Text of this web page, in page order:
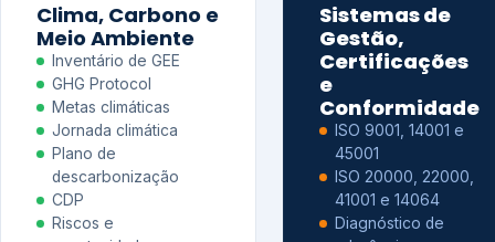
Clima, Carbono e
Meio Ambiente
Inventário de GEE
GHG Protocol
Metas climáticas
Jornada climática
Plano de
descarbonização
CDP
Riscos e
Sistemas de
Gestão,
Certificações
e
Conformidade
ISO 9001, 14001 e
45001
ISO 20000, 22000,
41001 e 14064
Diagnóstico de